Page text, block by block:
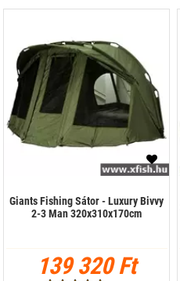
Giants Fishing Sátor - Luxury Bivvy
2-3 Man 320x310x170cm
139 320 Ft